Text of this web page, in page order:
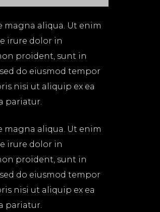
aliqua. Ut enim
irure dolor in
proident, sunt in
do eiusmod tempor
nisi ut aliquip ex ea
pariatur.
aliqua. Ut enim
irure dolor in
proident, sunt in
do eiusmod tempor
nisi ut aliquip ex ea
pariatur.